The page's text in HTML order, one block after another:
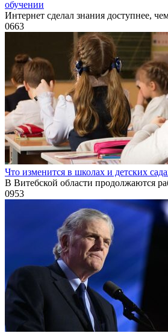
обучении
Интернет сделал знания доступнее,
0663
Что изменится в школах и детских
В Витебской области продолжаются
0953